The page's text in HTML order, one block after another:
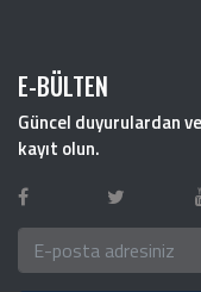
E-BÜLTEN
Güncel duyurulardan
kayıt olun.